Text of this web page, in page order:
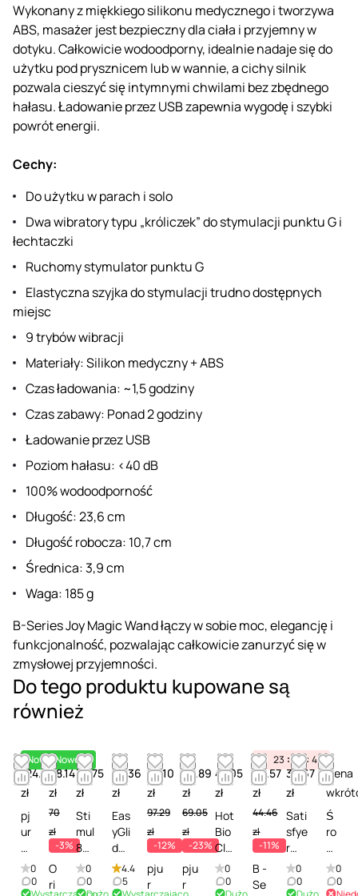
Wykonany z miękkiego silikonu medycznego i tworzywa
ABS, masażer jest bezpieczny dla ciała i przyjemny w
dotyku. Całkowicie wodoodporny, idealnie nadaje się do
użytku pod prysznicem lub w wannie, a cichy silnik
pozwala cieszyć się intymnymi chwilami bez zbędnego
hałasu. Ładowanie przez USB zapewnia wygodę i szybki
powrót energii.
Cechy:
Do użytku w parach i solo
Dwa wibratory typu „króliczek” do stymulacji punktu G i
łechtaczki
Ruchomy stymulator punktu G
Elastyczna szyjka do stymulacji trudno dostępnych
miejsc
9 trybów wibracji
Materiały: Silikon medyczny + ABS
Czas ładowania: ~1,5 godziny
Czas zabawy: Ponad 2 godziny
Ładowanie przez USB
Poziom hałasu: <40 dB
100% wodoodporność
Długość: 23,6 cm
Długość robocza: 10,7 cm
Średnica: 3,9 cm
Waga: 185 g
B-Series Joy Magic Wand łączy w sobie moc, elegancję i
funkcjonalność, pozwalając całkowicie zanurzyć się w
zmysłowej przyjemności.
Do tego produktu kupowane są
również
Nowość
124.87
zł
pj
ur
C
ul
t
0
0
Nowość
68.14
zł
70
zł
-3%
O
ri
38.75
zł
Sti
mul
8
S8
Org
0
0
58.36
zł
Eas
yGli
de
Se
nsi
4.4
5
86.10
zł
97.29
zł
-12%
pju
r
52.89
zł
69.05
zł
-23%
pju
r
47.05
zł
Hot
Bio
Cle
ane
r
0
0
23 22 40
39.57
zł
44.46
zł
-11%
B -
Se
35.67
zł
Sati
sfye
r
Gen
tle
0
0
Cena
Ś
ro
d
e
k
0
0